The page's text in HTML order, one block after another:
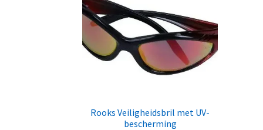
Rooks Veiligheidsbril met UV-
bescherming